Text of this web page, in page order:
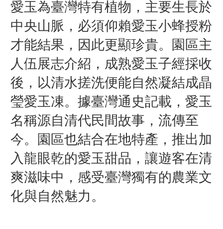
愛玉為臺灣特有植物，主要生長於
中央山脈，必須仰賴愛玉小蜂授粉
才能結果，因此更顯珍貴。園區主
人伍展志介紹，成熟愛玉子經採收
後，以清水搓洗便能自然凝結成晶
瑩愛玉凍。據臺灣通史記載，愛玉
名稱源自清代民間故事，流傳至
今。園區也結合在地特產，推出加
入龍眼乾的愛玉甜品，讓遊客在清
爽滋味中，感受臺灣獨有的農業文
化與自然魅力。